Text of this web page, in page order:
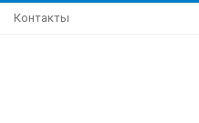
Контакты